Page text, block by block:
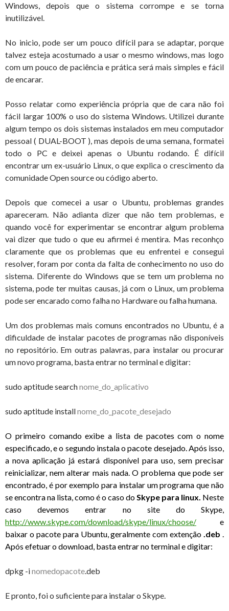
Windows, depois que o sistema corrompe e se torna
inutilizável.
No inicio, pode ser um pouco difícil para se adaptar, porque
talvez esteja acostumado a usar o mesmo windows, mas logo
com um pouco de paciência e prática será mais simples e fácil
de encarar.
Posso relatar como experiência própria que de cara não foi
fácil largar 100% o uso do sistema Windows. Utilizei durante
algum tempo os dois sistemas instalados em meu computador
pessoal ( DUAL-BOOT ), mas depois de uma semana, formatei
todo o PC e deixei apenas o Ubuntu rodando. É difícil
encontrar um ex-usuário Linux, o que explica o crescimento da
comunidade Open source ou código aberto.
Depois que comecei a usar o Ubuntu, problemas grandes
apareceram. Não adianta dizer que não tem problemas, e
quando você for experimentar se encontrar algum problema
vai dizer que tudo o que eu afirmei é mentira. Mas reconhço
claramente que os problemas que eu enfrentei e consegui
resolver, foram por conta da falta de conhecimento no uso do
sistema. Diferente do Windows que se tem um problema no
sistema, pode ter muitas causas, já com o Linux, um problema
pode ser encarado como falha no Hardware ou falha humana.
Um dos problemas mais comuns encontrados no Ubuntu, é a
dificuldade de instalar pacotes de programas não disponíveis
no repositório. Em outras palavras, para instalar ou procurar
um novo programa, basta entrar no terminal e digitar:
sudo aptitude searchnome_do_aplicativo
sudo aptitude installnome_do_pacote_desejado
O primeiro comando exibe a lista de pacotes com o nome
especificado, e o segundo instala o pacote desejado. Após isso,
a nova aplicação já estará disponível para uso, sem precisar
reinicializar, nem alterar mais nada. O problema que pode ser
encontrado, é por exemplo para instalar um programa que não
se encontra na lista, como é o caso doSkype para linux. Neste
caso devemos entrar no site do Skype,
http://www.skype.com/download/skype/linux/choose/ e
baixar o pacote para Ubuntu, geralmente com extenção.deb .
Após efetuar o download, basta entrar no terminal e digitar:
dpkg -inomedopacote.deb
E pronto, foi o suficiente para instalar o Skype.